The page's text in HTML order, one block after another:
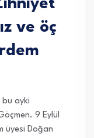
ve öç
bu ayki
9 Eylül
üyesi Doğan